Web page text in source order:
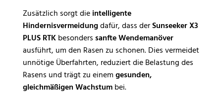
Zusätzlich sorgt dieintelligente
Hindernisvermeidungdafür, dass derSunseeker X3
PLUS RTKbesonderssanfte Wendemanöver
ausführt, um den Rasen zu schonen. Dies vermeidet
unnötige Überfahrten, reduziert die Belastung des
Rasens und trägt zu einemgesunden,
gleichmäßigen Wachstumbei.